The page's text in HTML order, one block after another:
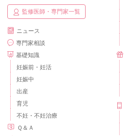
監修医師・専門家一覧
ニュース
専門家相談
基礎知識
妊娠前・妊活
妊娠中
出産
育児
不妊・不妊治療
Ｑ＆Ａ